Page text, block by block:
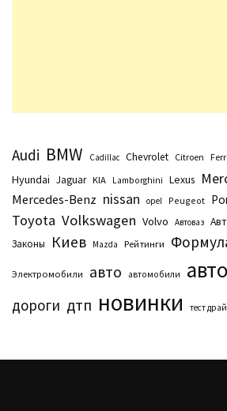
Audi BMW Cadillac Chevrolet Citroen
Hyundai Jaguar KIA Lamborghini Lexus
Mercedes-Benz nissan opel Peugeot
Toyota Volkswagen Volvo Автоваз
Законы Киев Маzda Рейтинги
Электромобили авто автомобили
дороги дтп новинки тест